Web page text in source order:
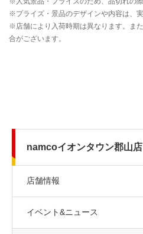
namcoイオンタウン郡山店
店舗情報
イベント&ニュース